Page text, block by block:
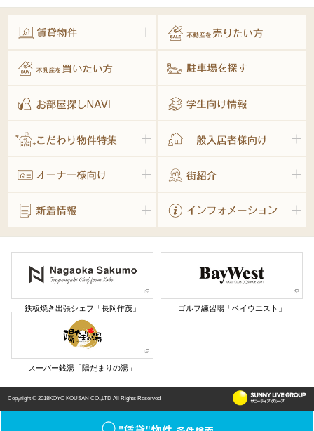
鉄板焼き出張シェフ「長岡作茂」 ゴルフ練習場「ベイウエスト」
スーパー銭湯「陽だまりの湯」
Copyright © 2018KOYO KOUSAN CO.,LTD All Rights Reserved